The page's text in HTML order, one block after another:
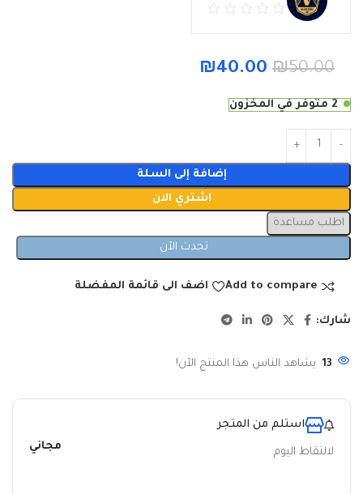
₪50.00
₪40.00
2 متوفر في المخزون
إضافة إلى السلة
اشتري الان
اطلب مساعدة
تحدث الآن
Add to compare اضف الى قائمة المفضلة
شارك:
13 يشاهد الناس هذا المنتج الآن!
استلم من المتجر
لالتقاط اليوم مجاني